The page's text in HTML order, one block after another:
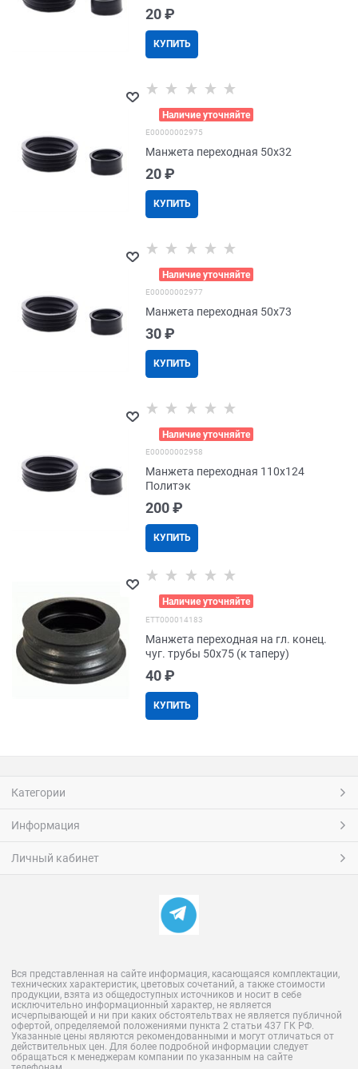
20 ₽
КУПИТЬ
Наличие уточняйте
E00000002975
Манжета переходная 50х32
20 ₽
КУПИТЬ
Наличие уточняйте
E00000002977
Манжета переходная 50х73
30 ₽
КУПИТЬ
Наличие уточняйте
E00000002958
Манжета переходная 110х124
Политэк
200 ₽
КУПИТЬ
Наличие уточняйте
EТТ000014183
Манжета переходная на гл. конец.
чуг. трубы 50х75 (к таперу)
40 ₽
КУПИТЬ
Категории
Информация
Личный кабинет
Вся представленная на сайте информация, касающаяся комплектации,
технических характеристик, цветовых сочетаний, а также стоимости
продукции, взята из общедоступных источников и носит в себе
исключительно информационный характер, не является
исчерпывающей и ни при каких обстоятельтвах не является публичной
офертой, определяемой положениями пункта 2 статьи 437 ГК РФ.
Указанные цены являются рекомендованными и могут отличаться от
действительных цен. Для более подробной информации следует
обращаться к менеджерам компании по указанным на сайте